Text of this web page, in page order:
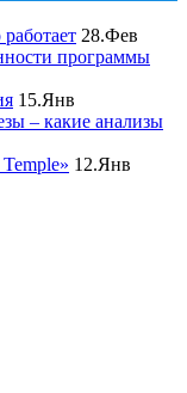
28.Фев
программы
15.Янв
– какие анализы
12.Янв